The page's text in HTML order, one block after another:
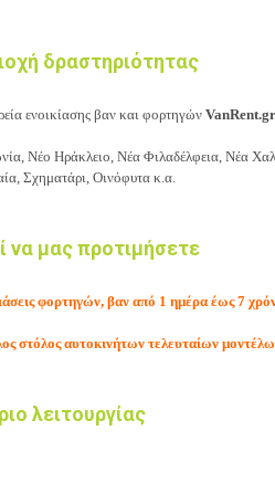
δραστηριότητας
ενοικίασης βαν και φορτηγών VanRent.gr
Νέο Ηράκλειο, Νέα Φιλαδέλφεια, Νέα
Σχηματάρι, Οινόφυτα κ.α.
να μας προτιμήσετε
φορτηγών, βαν από 1 ημέρα έως 7
στόλος αυτοκινήτων τελευταίων
λειτουργίας